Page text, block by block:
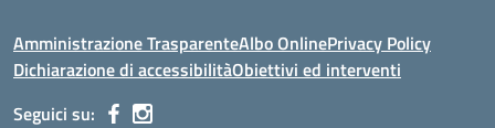
Amministrazione TrasparenteAlbo OnlinePrivacy Policy
Dichiarazione di accessibilitàObiettivi ed interventi
Seguici su: